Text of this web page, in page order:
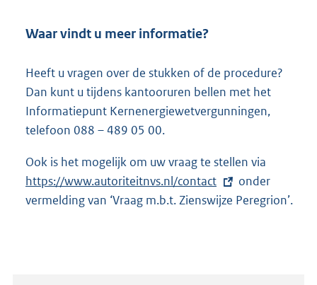
Waar vindt u meer informatie?
Heeft u vragen over de stukken of de procedure?
Dan kunt u tijdens kantooruren bellen met het
Informatiepunt Kernenergiewetvergunningen,
telefoon 088 – 489 05 00.
Ook is het mogelijk om uw vraag te stellen via
x
t
https://www.autoriteitnvs.nl/contact
onder
vermelding van ‘Vraag m.b.t. Zienswijze Peregrion’.